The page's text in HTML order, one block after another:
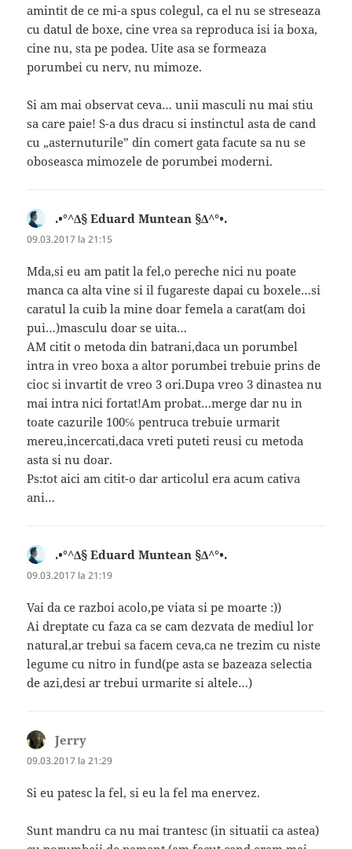
amintit de ce mi-a spus colegul, ca el nu se streseaza
cu datul de boxe, cine vrea sa reproduca isi ia boxa,
cine nu, sta pe podea. Uite asa se formeaza
porumbei cu nerv, nu mimoze.
Si am mai observat ceva… unii masculi nu mai stiu
sa care paie! S-a dus dracu si instinctul asta de cand
cu „asternuturile” din comert gata facute sa nu se
oboseasca mimozele de porumbei moderni.
.•°^∆§ Eduard Muntean §∆^°•.
09.03.2017 la 21:15
Mda,si eu am patit la fel,o pereche nici nu poate
manca ca alta vine si il fugareste dapai cu boxele…si
caratul la cuib la mine doar femela a carat(am doi
pui…)masculu doar se uita…
AM citit o metoda din batrani,daca un porumbel
intra in vreo boxa a altor porumbei trebuie prins de
cioc si invartit de vreo 3 ori.Dupa vreo 3 dinastea nu
mai intra nici fortat!Am probat…merge dar nu in
toate cazurile 100℅ pentruca trebuie urmarit
mereu,incercati,daca vreti puteti reusi cu metoda
asta si nu doar.
Ps:tot aici am citit-o dar articolul era acum cativa
ani…
.•°^∆§ Eduard Muntean §∆^°•.
09.03.2017 la 21:19
Vai da ce razboi acolo,pe viata si pe moarte :))
Ai dreptate cu faza ca se cam dezvata de mediul lor
natural,ar trebui sa facem ceva,ca ne trezim cu niste
legume cu nitro in fund(pe asta se bazeaza selectia
de azi,desi ar trebui urmarite si altele…)
Jerry
09.03.2017 la 21:29
Si eu patesc la fel, si eu la fel ma enervez.
Sunt mandru ca nu mai trantesc (in situatii ca astea)